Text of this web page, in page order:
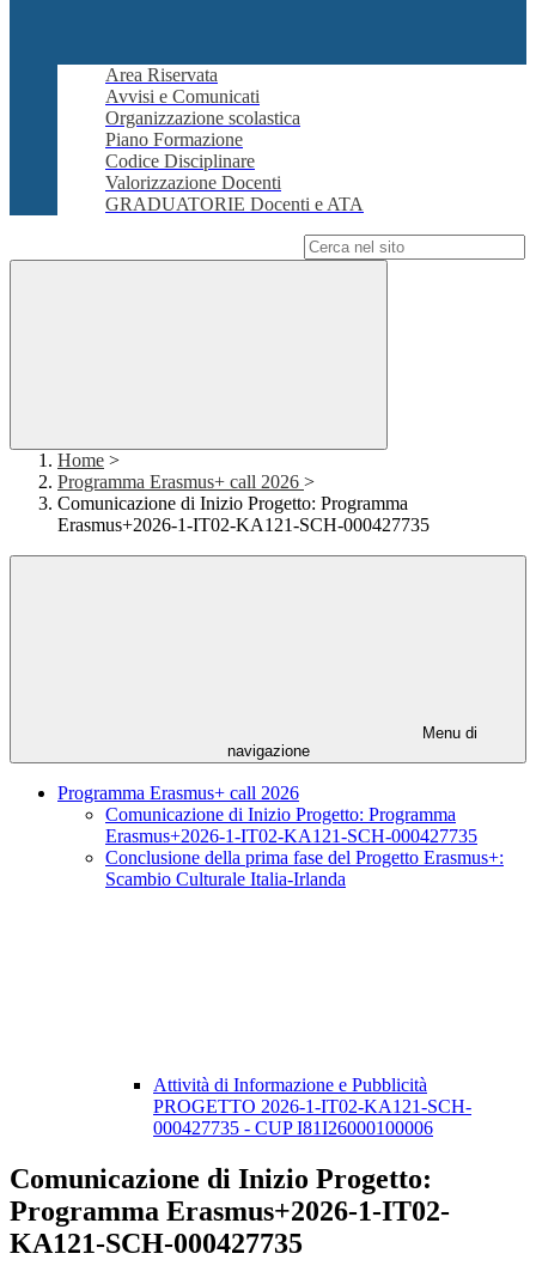
Area Riservata
Avvisi e Comunicati
Organizzazione scolastica
Piano Formazione
Codice Disciplinare
Valorizzazione Docenti
GRADUATORIE Docenti e ATA
Home >
Programma Erasmus+ call 2026 >
Comunicazione di Inizio Progetto: Programma
Erasmus+2026-1-IT02-KA121-SCH-000427735
Menu di
navigazione
Programma Erasmus+ call 2026
Comunicazione di Inizio Progetto: Programma
Erasmus+2026-1-IT02-KA121-SCH-000427735
Conclusione della prima fase del Progetto Erasmus+:
Scambio Culturale Italia-Irlanda
Attività di Informazione e Pubblicità
PROGETTO 2026-1-IT02-KA121-SCH-
000427735 - CUP I81I26000100006
Comunicazione di Inizio Progetto:
Programma Erasmus+2026-1-IT02-
KA121-SCH-000427735